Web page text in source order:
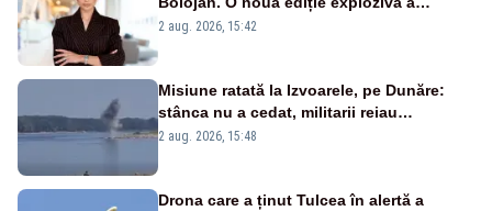
emisiunii „Miza Zilei” la Realitatea PLUS
2 aug. 2026, 15:42
Misiune ratată la Izvoarele, pe Dunăre:
stânca nu a cedat, militarii reiau
detonările luni – VIDEO
2 aug. 2026, 15:48
Drona care a ținut Tulcea în alertă a